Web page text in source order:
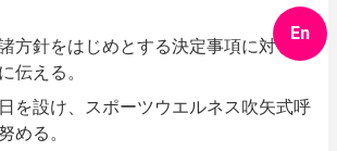
方針をはじめとする決定事項に対しそ
伝える。
を設け、スポーツウエルネス吹矢式呼
める。
En